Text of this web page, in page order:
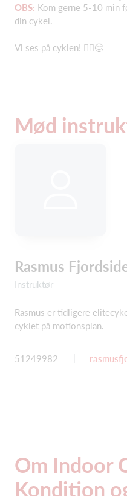
OBS: Kom gerne 5-10 min
din cykel.
Vi ses på cyklen! 🚴‍♂️😊
Mød
Rasmus
Instruktør
Rasmus er tidligere
cyklet på motionsplan.
51249982
Om Indoor
Kondition